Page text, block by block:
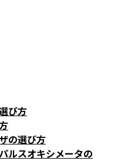
び方
の選び方
パルスオキシメータの